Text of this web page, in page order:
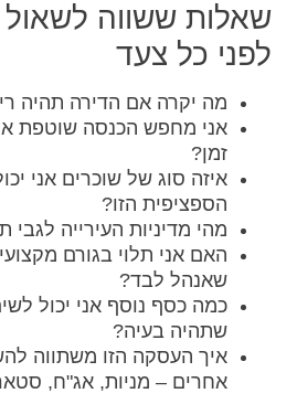
שאלות ששווה
לפני כל צעד
מה יקרה אם הדירה תהיה ריקה 3
אני מחפש הכנסה שוטפת
זמן?
איזה סוג של שוכרים אני
הספציפית הזו?
מהי מדיניות העירייה לגבי
האם אני תלוי בגורם
שאנהל לבד?
כמה כסף נוסף אני יכול
שתהיה בעיה?
איך העסקה הזו משתווה
אחרים – מניות, אג"ח,